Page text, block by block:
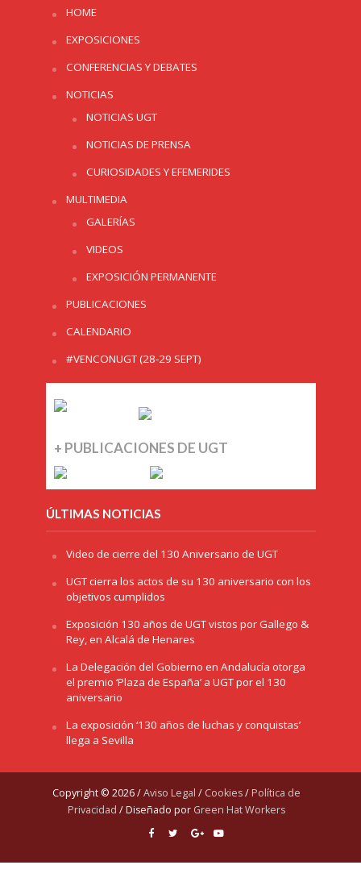
HOME
EXPOSICIONES
CONFERENCIAS Y DEBATES
NOTICIAS
NOTICIAS UGT
NOTICIAS DE PRENSA
CURIOSIDADES Y EFEMERIDES
MULTIMEDIA
GALERÍAS
VIDEOS
EXPOSICIÓN PERMANENTE
PUBLICACIONES
CALENDARIO
#VENCONUGT (28-29 SEPT)
+ PUBLICACIONES DE UGT
ÚLTIMAS NOTICIAS
Video de cierre del 130 Aniversario de UGT
UGT cierra los actos de su 130 aniversario con los
objetivos cumplidos
Exposición 130 años de UGT vistos por Gallego &
Rey, en Alcalá de Henares
La Delegación del Gobierno en Andalucía otorga
el premio ‘Plaza de España’ a UGT por el 130
aniversario
La exposición ‘130 años de luchas y conquistas’
llega a Sevilla
Copyright © 2026 /Aviso Legal / Cookies/ Política de
Privacidad / Diseñado por Green Hat Workers